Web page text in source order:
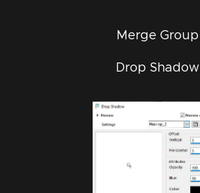
Merge Group
Drop Shadow